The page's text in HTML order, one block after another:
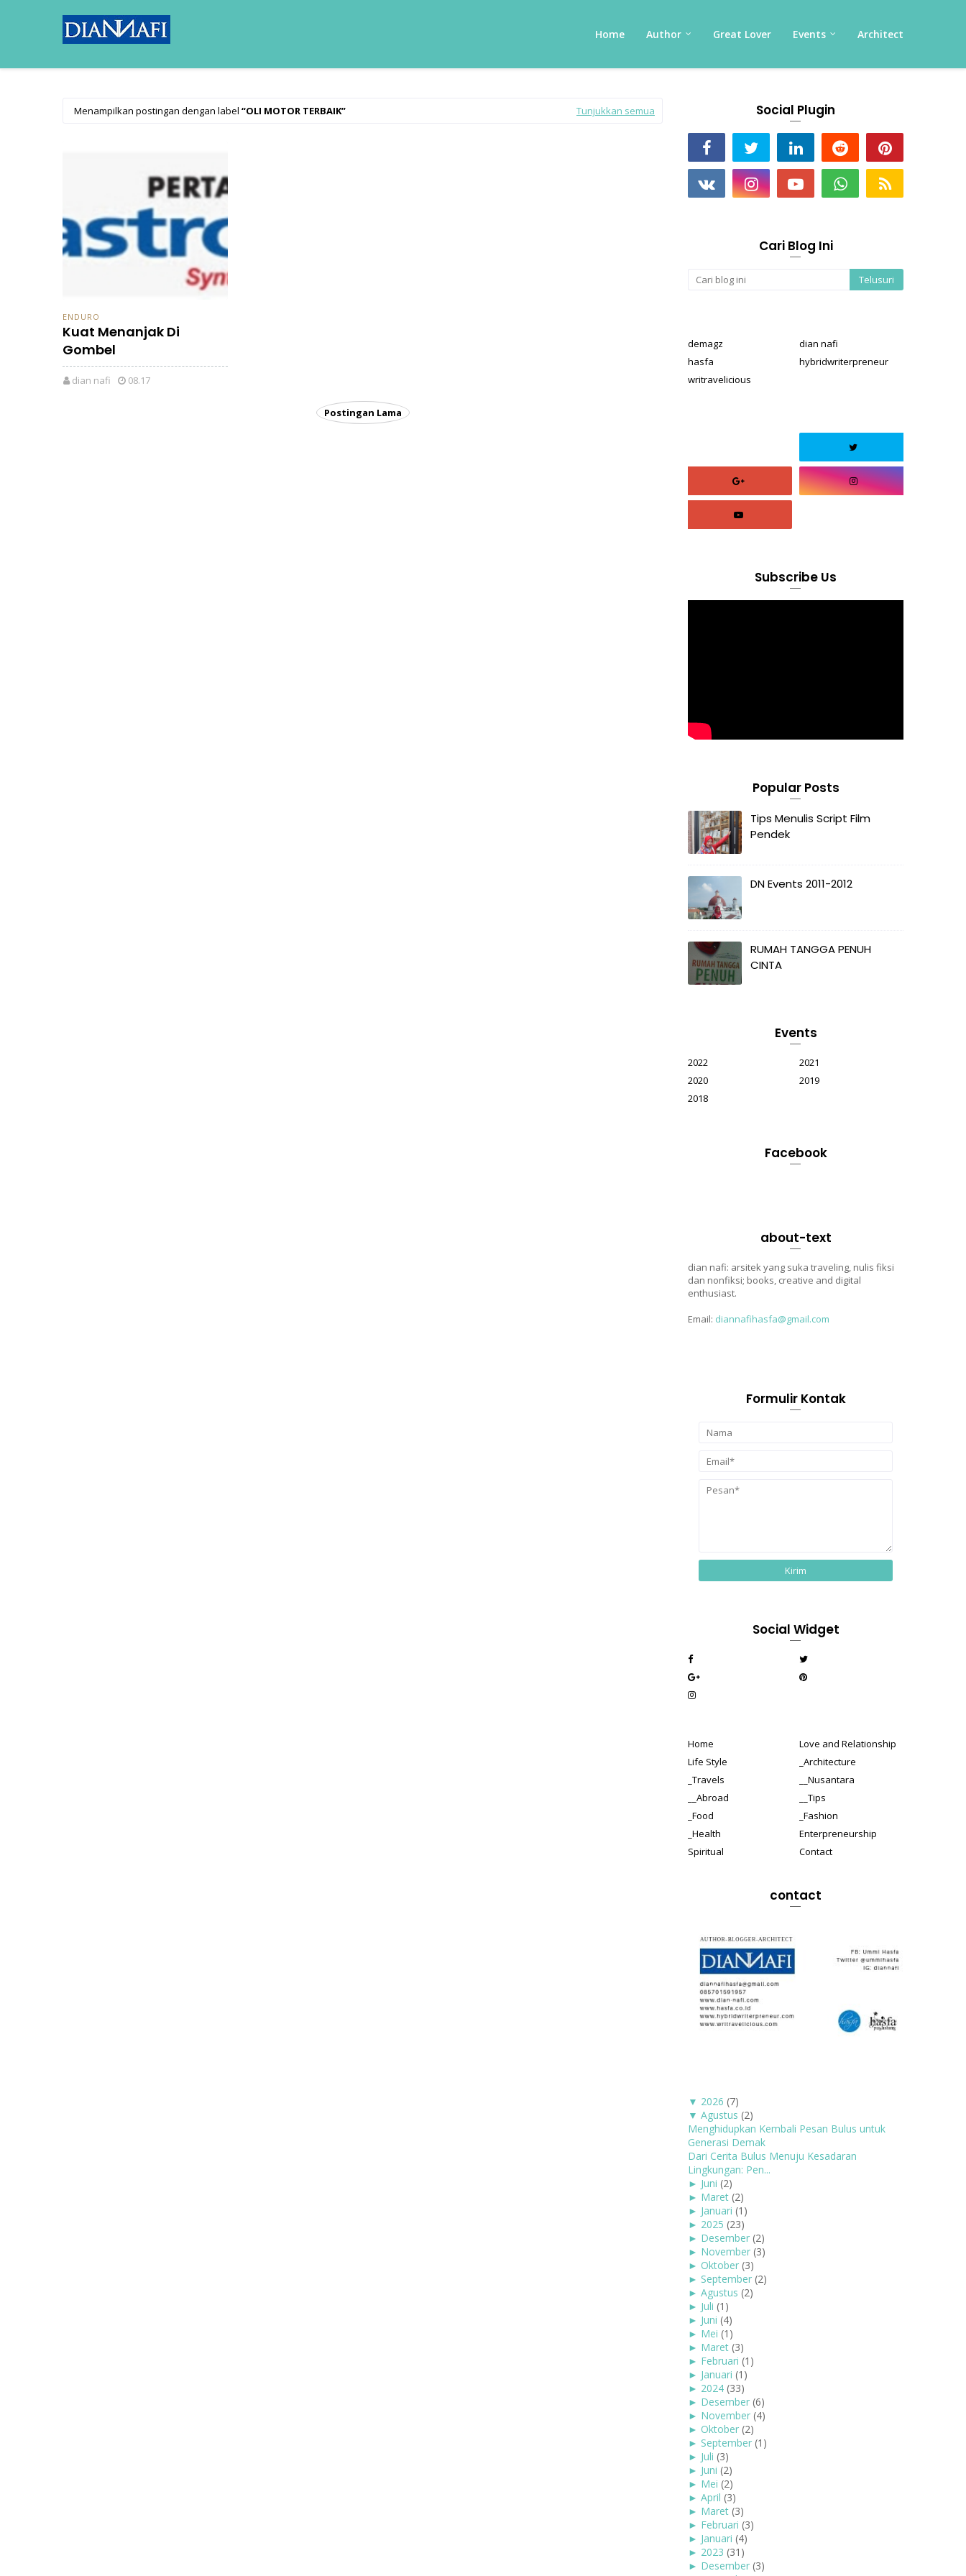
Home Author Great Lover Events Architect
Menampilkan postingan dengan label OLI MOTOR TERBAIK Tunjukkan semua
ENDURO
Kuat Menanjak Di
Gombel
dian nafi 08.17
Postingan Lama
Social Plugin
Cari Blog Ini
demagz
dian nafi
hasfa
hybridwriterpreneur
writravelicious
Subscribe Us
Popular Posts
Tips Menulis Script Film
Pendek
DN Events 2011-2012
RUMAH TANGGA PENUH
CINTA
Events
2022
2021
2020
2019
2018
Facebook
about-text
dian nafi: arsitek yang suka traveling, nulis fiksi
dan nonfiksi; books, creative and digital
enthusiast.
Email: diannafihasfa@gmail.com
Formulir Kontak
Social Widget
Home
Love and Relationship
Life Style
_Architecture
_Travels
__Nusantara
__Abroad
__Tips
_Food
_Fashion
_Health
Enterpreneurship
Spiritual
Contact
contact
▼ 2026 (7)
▼ Agustus (2)
Menghidupkan Kembali Pesan Bulus untuk
Generasi Demak
Dari Cerita Bulus Menuju Kesadaran
Lingkungan: Pen...
► Juni (2)
► Maret (2)
► Januari (1)
► 2025 (23)
► Desember (2)
► November (3)
► Oktober (3)
► September (2)
► Agustus (2)
► Juli (1)
► Juni (4)
► Mei (1)
► Maret (3)
► Februari (1)
► Januari (1)
► 2024 (33)
► Desember (6)
► November (4)
► Oktober (2)
► September (1)
► Juli (3)
► Juni (2)
► Mei (2)
► April (3)
► Maret (3)
► Februari (3)
► Januari (4)
► 2023 (31)
► Desember (3)